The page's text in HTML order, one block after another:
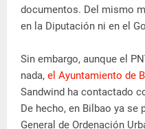
documentos. Del mismo
en la Diputación ni en el
Sin embargo, aunque el
nada, el Ayuntamiento de
Sandwind ha contactado
De hecho, en Bilbao ya se
General de Ordenación